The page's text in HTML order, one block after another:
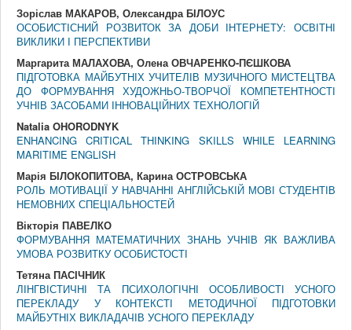
Зоріслав МАКАРОВ, Олександра БІЛОУС
ОСОБИСТІСНИЙ РОЗВИТОК ЗА ДОБИ ІНТЕРНЕТУ: ОСВІТНІ
ВИКЛИКИ І ПЕРСПЕКТИВИ
Маргарита МАЛАХОВА, Олена ОВЧАРЕНКО-ПЄШКОВА
ПІДГОТОВКА МАЙБУТНІХ УЧИТЕЛІВ МУЗИЧНОГО МИСТЕЦТВА
ДО ФОРМУВАННЯ ХУДОЖНЬО-ТВОРЧОЇ КОМПЕТЕНТНОСТІ
УЧНІВ ЗАСОБАМИ ІННОВАЦІЙНИХ ТЕХНОЛОГІЙ
Natalia OHORODNYK
ENHANCING CRITICAL THINKING SKILLS WHILE LEARNING
MARITIME ENGLISH
Марія БІЛОКОПИТОВА, Карина ОСТРОВСЬКА
РОЛЬ МОТИВАЦІЇ У НАВЧАННІ АНГЛІЙСЬКІЙ МОВІ СТУДЕНТІВ
НЕМОВНИХ СПЕЦІАЛЬНОСТЕЙ
Вікторія ПАВЕЛКО
ФОРМУВАННЯ МАТЕМАТИЧНИХ ЗНАНЬ УЧНІВ ЯК ВАЖЛИВА
УМОВА РОЗВИТКУ ОСОБИСТОСТІ
Тетяна ПАСІЧНИК
ЛІНГВІСТИЧНІ ТА ПСИХОЛОГІЧНІ ОСОБЛИВОСТІ УСНОГО
ПЕРЕКЛАДУ У КОНТЕКСТІ МЕТОДИЧНОЇ ПІДГОТОВКИ
МАЙБУТНІХ ВИКЛАДАЧІВ УСНОГО ПЕРЕКЛАДУ